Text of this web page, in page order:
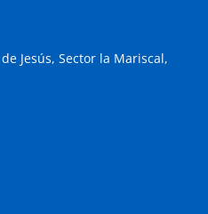
Jesús, Sector la Mariscal,